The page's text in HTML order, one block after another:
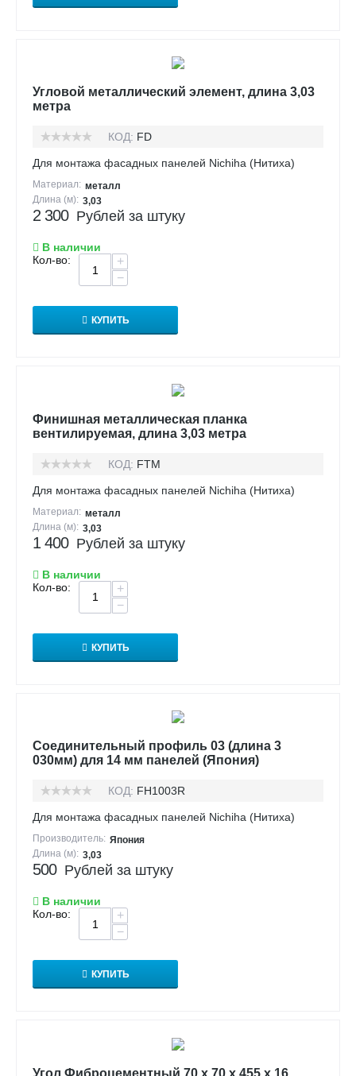
Угловой металлический элемент, длина 3,03
метра
КОД: FD
Для монтажа фасадных панелей Nichiha (Нитиха)
Материал: металл
Длина (м): 3,03
2 300 Рублей за штуку
В наличии
Кол-во:
+
−
КУПИТЬ
Финишная металлическая планка
вентилируемая, длина 3,03 метра
КОД: FTM
Для монтажа фасадных панелей Nichiha (Нитиха)
Материал: металл
Длина (м): 3,03
1 400 Рублей за штуку
В наличии
Кол-во:
+
−
КУПИТЬ
Соединительный профиль 03 (длина 3
030мм) для 14 мм панелей (Япония)
КОД: FH1003R
Для монтажа фасадных панелей Nichiha (Нитиха)
Производитель: Япония
Длина (м): 3,03
500 Рублей за штуку
В наличии
Кол-во:
+
−
КУПИТЬ
Угол Фиброцементный 70 х 70 х 455 х 16